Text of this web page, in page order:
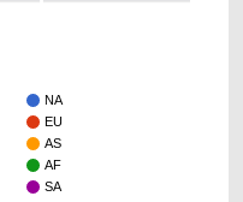
NA
EU
AS
AF
SA